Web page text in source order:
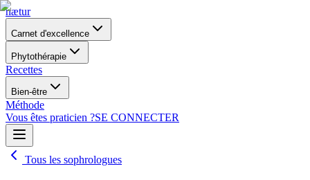
nætur
Carnet d'excellence
Phytothérapie
Recettes
Bien-être
Méthode
Vous êtes praticien ?SE CONNECTER
Tous les sophrologues